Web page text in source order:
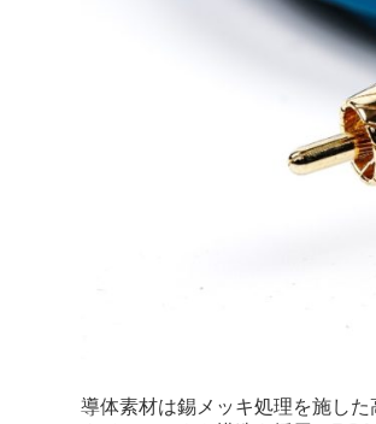
導体素材は錫メッキ処理を施し